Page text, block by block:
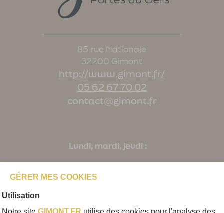
85 rue Nationale
32200 Gimont
http://www.gimont.fr/
05 62 67 70 02
contact@gimont.fr
Lundi, mardi, jeudi :
GÉRER MES COOKIES
Utilisation
Notre siteGIMONT.FR utilise des cookies pour l'analyse des